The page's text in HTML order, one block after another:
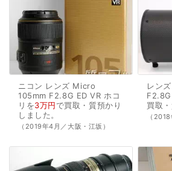
ニコン レンズ Micro
105mm F2.8G ED VR ホコ
リを3万円で買取・質預かり
しました。
（2019年4月／大阪・江坂）
レンズ
F2.8G
買取
（